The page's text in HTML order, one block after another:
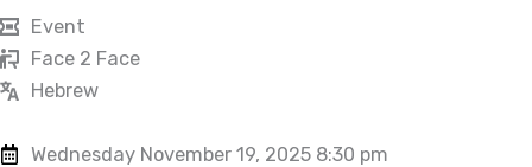
Event
Face 2 Face
Hebrew
Wednesday November 19, 2025 8:30 pm